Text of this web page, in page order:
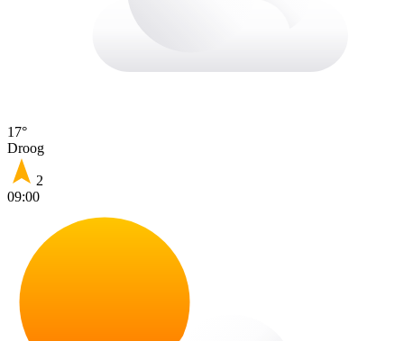
17°
Droog
2
09:00